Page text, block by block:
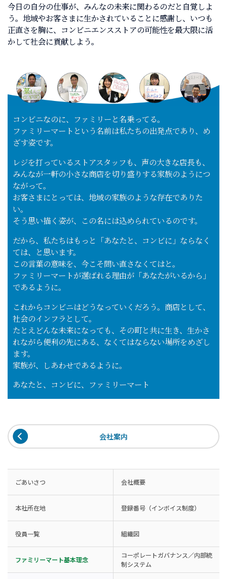
今日の自分の仕事が、みんなの未来に関わるのだと自覚しよ
う。地域やお客さまに生かされていることに感謝し、いつも
正直さを胸に、コンビニエンスストアの可能性を最大限に活
かして社会に貢献しよう。
コンビニなのに、ファミリーと名乗ってる。
ファミリーマートという名前は私たちの出発点であり、め
ざす姿です。
レジを打っているストアスタッフも、声の大きな店長も、
みんなが一軒の小さな商店を切り盛りする家族のようにつ
ながって。
お客さまにとっては、地域の家族のような存在でありた
い。
そう思い描く姿が、この名には込められているのです。
だから、私たちはもっと「あなたと、コンビに」ならなく
ては、と思います。
この言葉の意味を、今こそ問い直さなくてはと。
ファミリーマートが選ばれる理由が「あなたがいるから」
であるように。
これからコンビニはどうなっていくだろう。商店として、
社会のインフラとして。
たとえどんな未来になっても、その町と共に生き、生かさ
れながら便利の先にある、なくてはならない場所をめざし
ます。
家族が、しあわせであるように。
あなたと、コンビに、ファミリーマート
会社案内
ごあいさつ 会社概要
本社所在地 登録番号（インボイス制度）
役員一覧 組織図
ファミリーマート基本理念
コーポレートガバナンス／内部統
制システム